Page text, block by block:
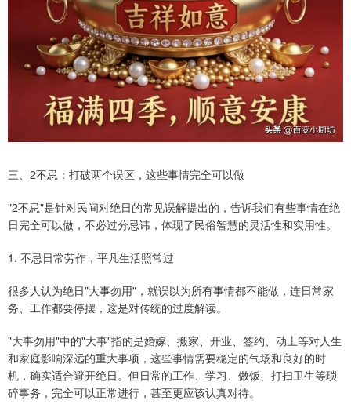
三、2不忌：打破两个误区，这些事情完全可以做
"2不忌"是针对民间对绝日的常见误解提出的，告诉我们有些事情在绝
日完全可以做，不必过分忌讳，体现了民俗智慧的灵活性和实用性。
1. 不忌日常劳作，平凡生活照常过
很多人认为绝日"大事勿用"，就误以为所有事情都不能做，连日常家
务、工作都要停摆，这是对传统的过度解读。
"大事勿用"中的"大事"指的是婚嫁、搬家、开业、签约、动土等对人生
和家庭影响深远的重大事项，这些事情需要稳定的气场和良好的时
机，确实适合避开绝日。但日常的工作、学习、做饭、打扫卫生等琐
碎事务，完全可以正常进行，甚至更应该认真对待。